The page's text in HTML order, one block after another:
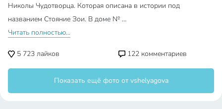
Николы Чудотворца. Которая описана в истории под
названием Стояние Зои. В доме № …
Читать полностью...
5 723 лайков 122 комментариев
Показать ещё фото от vshelyagova